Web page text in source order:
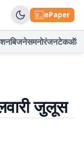
ePaper
बिजनेसमनोरंजनटेकऑटो
जुलूस